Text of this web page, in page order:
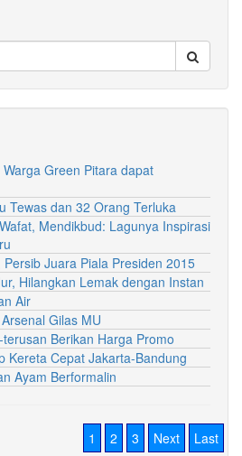
Green Pitara dapat
Tewas dan 32 Orang Terluka
Mendikbud: Lagunya Inspirasi
Juara Piala Presiden 2015
Hilangkan Lemak dengan Instan
Air
Gilas MU
Berikan Harga Promo
Kereta Cepat Jakarta-Bandung
Ayam Berformalin
1 2 3 Next Last